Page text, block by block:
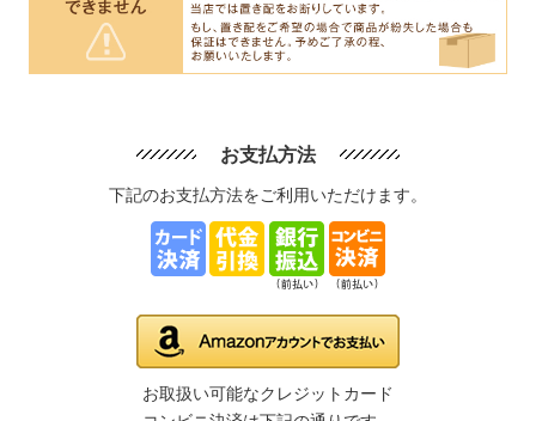
お支払方法
下記のお支払方法をご利用いただけます。
お取扱い可能なクレジットカード